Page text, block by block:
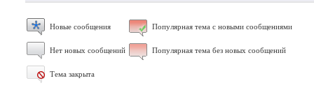
Новые сообщения Популярная тема с новыми сообщениями
Нет новых сообщений Популярная тема без новых сообщений
Тема закрыта